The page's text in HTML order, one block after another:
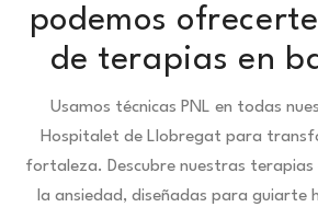
podemos
de terapias en
Usamos técnicas PNL en todas
Hospitalet de Llobregat para
fortaleza. Descubre nuestras
la ansiedad, diseñadas para guiarte